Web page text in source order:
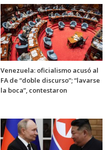
Venezuela: oficialismo acusó al
FA de “doble discurso”; “lavarse
la boca”, contestaron